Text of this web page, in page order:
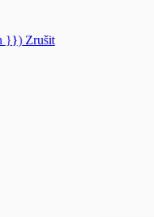
}}) Zrušit